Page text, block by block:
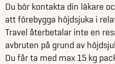
Du bör kontakta din läkare
att förebygga höjdsjuka i
Travel återbetalar inte en
avbruten på grund av
Du får ta med max 15 kg